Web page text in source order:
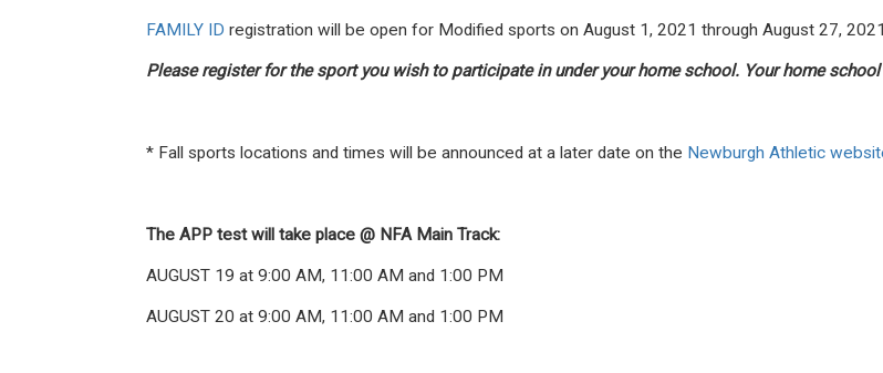
FAMILY ID registration will be open for Modified sports on August 1, 2021 through August 27, 2021
Please register for the sport you wish to participate in under your home school. Your home
* Fall sports locations and times will be announced at a later date on the Newburgh Athletic
The APP test will take place @ NFA Main Track:
AUGUST 19 at 9:00 AM, 11:00 AM and 1:00 PM
AUGUST 20 at 9:00 AM, 11:00 AM and 1:00 PM